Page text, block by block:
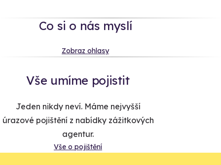
Co si o nás myslí
Zobraz ohlasy
Vše umíme pojistit
Jeden nikdy neví. Máme nejvyšší
úrazové pojištění z nabídky zážitkových
agentur.
Vše o pojištění